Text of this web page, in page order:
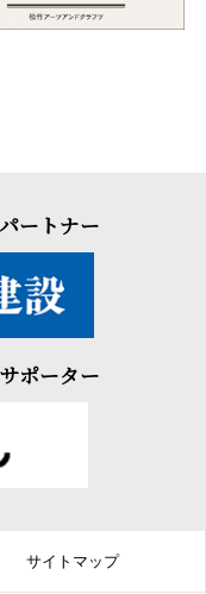
ートナー
ポーター
サイトマップ